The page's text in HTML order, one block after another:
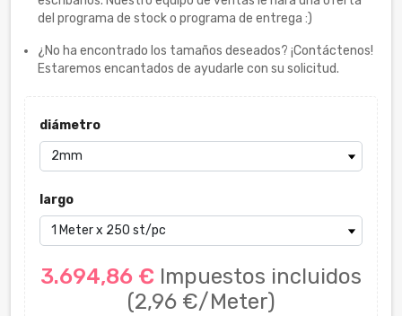
del programa de stock o programa de entrega :)
¿No ha encontrado los tamaños deseados? ¡Contáctenos!
Estaremos encantados de ayudarle con su solicitud.
diámetro
largo
3.694,86 € Impuestos incluidos
(2,96 €/Meter)